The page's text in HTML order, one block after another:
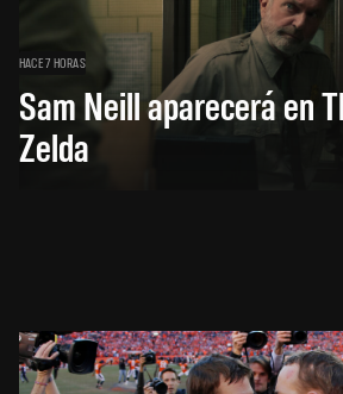
HACE 7 HORAS
Sam Neill aparecerá en
Zelda